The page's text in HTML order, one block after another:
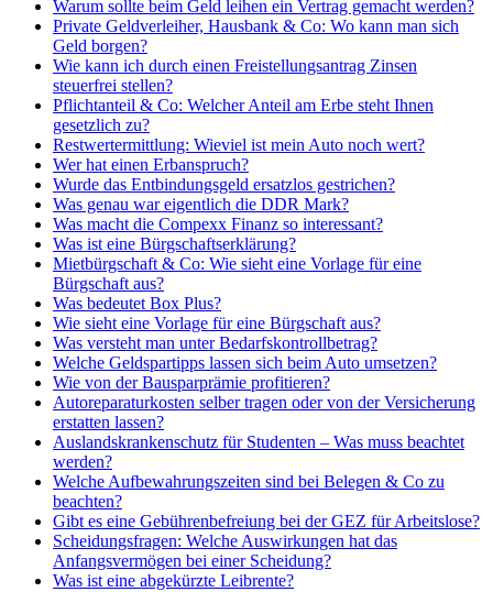
Warum sollte beim Geld leihen ein Vertrag gemacht werden?
Private Geldverleiher, Hausbank & Co: Wo kann man sich
Geld borgen?
Wie kann ich durch einen Freistellungsantrag Zinsen
steuerfrei stellen?
Pflichtanteil & Co: Welcher Anteil am Erbe steht Ihnen
gesetzlich zu?
Restwertermittlung: Wieviel ist mein Auto noch wert?
Wer hat einen Erbanspruch?
Wurde das Entbindungsgeld ersatzlos gestrichen?
Was genau war eigentlich die DDR Mark?
Was macht die Compexx Finanz so interessant?
Was ist eine Bürgschaftserklärung?
Mietbürgschaft & Co: Wie sieht eine Vorlage für eine
Bürgschaft aus?
Was bedeutet Box Plus?
Wie sieht eine Vorlage für eine Bürgschaft aus?
Was versteht man unter Bedarfskontrollbetrag?
Welche Geldspartipps lassen sich beim Auto umsetzen?
Wie von der Bausparprämie profitieren?
Autoreparaturkosten selber tragen oder von der Versicherung
erstatten lassen?
Auslandskrankenschutz für Studenten – Was muss beachtet
werden?
Welche Aufbewahrungszeiten sind bei Belegen & Co zu
beachten?
Gibt es eine Gebührenbefreiung bei der GEZ für Arbeitslose?
Scheidungsfragen: Welche Auswirkungen hat das
Anfangsvermögen bei einer Scheidung?
Was ist eine abgekürzte Leibrente?